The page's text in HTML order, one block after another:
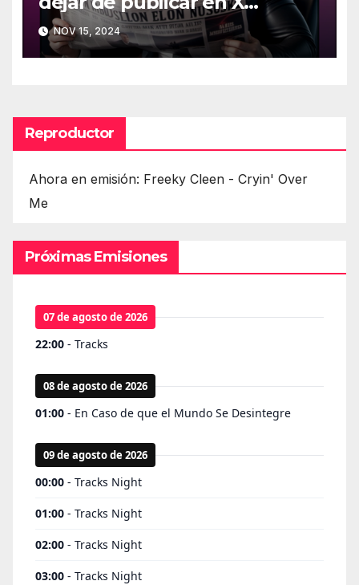
(Twitter)
NOV 15, 2024
Reproductor
Ahora en emisión: Freeky Cleen - Cryin' Over
Me
Próximas Emisiones